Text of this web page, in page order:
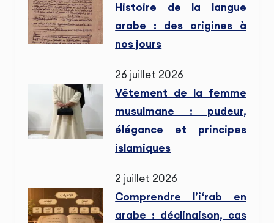
Histoire de la langue
arabe : des origines à
nos jours
26 juillet 2026
Vêtement de la femme
musulmane : pudeur,
élégance et principes
islamiques
2 juillet 2026
Comprendre l’i‘rab en
arabe : déclinaison, cas